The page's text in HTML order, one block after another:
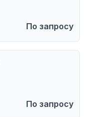
По запросу
По запросу